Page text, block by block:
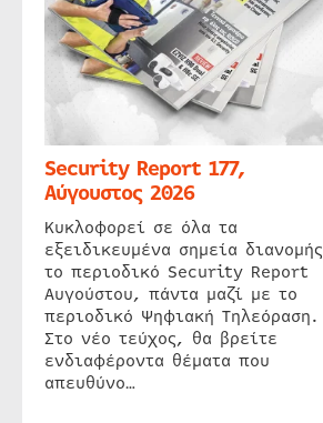
Security Report 177,
Αύγουστος 2026
Κυκλοφορεί σε όλα τα
εξειδικευμένα σημεία διανομής
το περιοδικό Security Report
Αυγούστου, πάντα μαζί με το
περιοδικό Ψηφιακή Τηλεόραση.
Στο νέο τεύχος, θα βρείτε
ενδιαφέροντα θέματα που
απευθύνο…